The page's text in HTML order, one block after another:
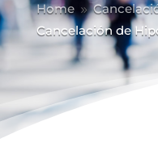
Home 9
Cancelación de